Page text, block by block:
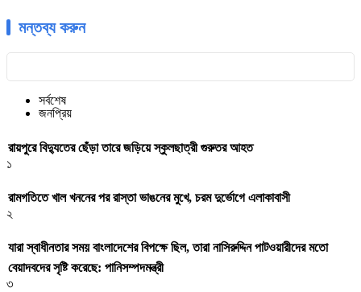
মন্তব্য করুন
সর্বশেষ
জনপ্রিয়
রায়পুরে বিদ্যুতের ছেঁড়া তারে জড়িয়ে স্কুলছাত্রী গুরুতর আহত
১
রামগতিতে খাল খননের পর রাস্তা ভাঙনের মুখে, চরম দুর্ভোগে এলাকাবাসী
২
যারা স্বাধীনতার সময় বাংলাদেশের বিপক্ষে ছিল, তারা নাসিরুদ্দিন পাটওয়ারীদের মতো
বেয়াদবদের সৃষ্টি করেছে: পানিসম্পদমন্ত্রী
৩